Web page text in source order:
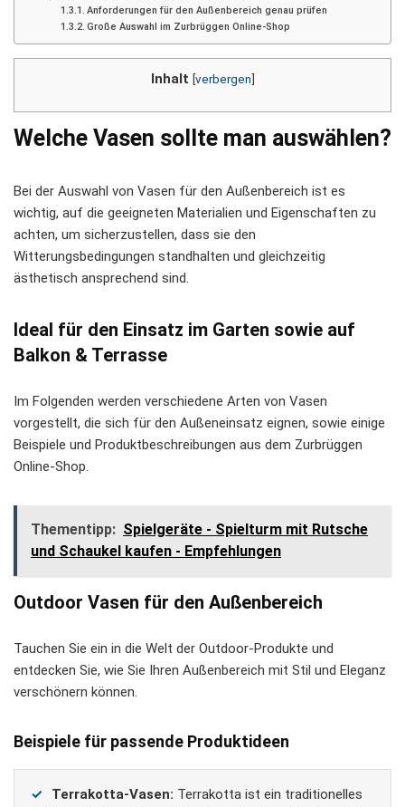
Anforderungen für den Außenbereich genau prüfen
Große Auswahl im Zurbrüggen Online-Shop
Inhalt [verbergen]
Welche Vasen sollte man auswählen?
Bei der Auswahl von Vasen für den Außenbereich ist es
wichtig, auf die geeigneten Materialien und Eigenschaften zu
achten, um sicherzustellen, dass sie den
Witterungsbedingungen standhalten und gleichzeitig
ästhetisch ansprechend sind.
Ideal für den Einsatz im Garten sowie auf
Balkon & Terrasse
Im Folgenden werden verschiedene Arten von Vasen
vorgestellt, die sich für den Außeneinsatz eignen, sowie einige
Beispiele und Produktbeschreibungen aus dem Zurbrüggen
Online-Shop.
Thementipp: Spielgeräte - Spielturm mit Rutsche
und Schaukel kaufen - Empfehlungen
Outdoor Vasen für den Außenbereich
Tauchen Sie ein in die Welt der Outdoor-Produkte und
entdecken Sie, wie Sie Ihren Außenbereich mit Stil und Eleganz
verschönern können.
Beispiele für passende Produktideen
Terrakotta-Vasen: Terrakotta ist ein traditionelles